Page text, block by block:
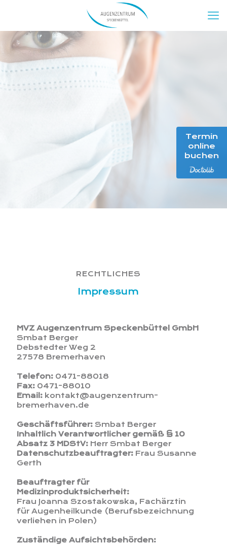
RECHTLICHES
Impressum
MVZ Augenzentrum Speckenbüttel GmbH
Smbat Berger
Debstedter Weg 2
27578 Bremerhaven
Telefon: 0471-88018
Fax: 0471-88010
Email: kontakt@augenzentrum-
bremerhaven.de
Geschäftsführer: Smbat Berger
Inhaltlich Verantwortlicher gemäß § 10
Absatz 3 MDStV: Herr Smbat Berger
Datenschutzbeauftragter: Frau Susanne
Gerth
Beauftragter für
Medizinproduktsicherheit:
Frau Joanna Szostakowska, Fachärztin
für Augenheilkunde (Berufsbezeichnung
verliehen in Polen)
Zuständige Aufsichtsbehörden:
Termin
online
buchen